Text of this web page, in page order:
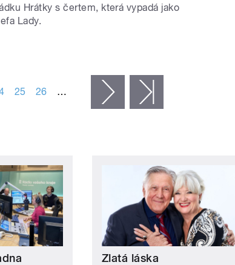
Hrátky s čertem, která vypadá jako
Lady.
25 26 … následující ›
Zlatá láska